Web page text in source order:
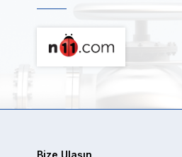
Bize Ulaşın